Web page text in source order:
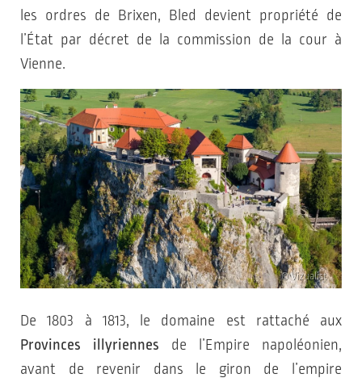
les ordres de Brixen, Bled devient propriété de
l’État par décret de la commission de la cour à
Vienne.
© Vizualist
De 1803 à 1813, le domaine est rattaché aux
Provinces illyriennes de l’Empire napoléonien,
avant de revenir dans le giron de l’empire